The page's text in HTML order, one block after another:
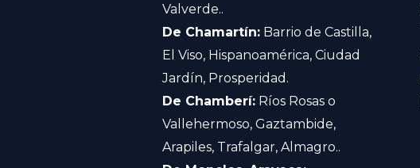
Valverde..
De Chamartín: Barrio de Castilla,
El Viso, Hispanoamérica, Ciudad
Jardín, Prosperidad.
De Chamberí: Ríos Rosas o
Vallehermoso, Gaztambide,
Arapiles, Trafalgar, Almagro..